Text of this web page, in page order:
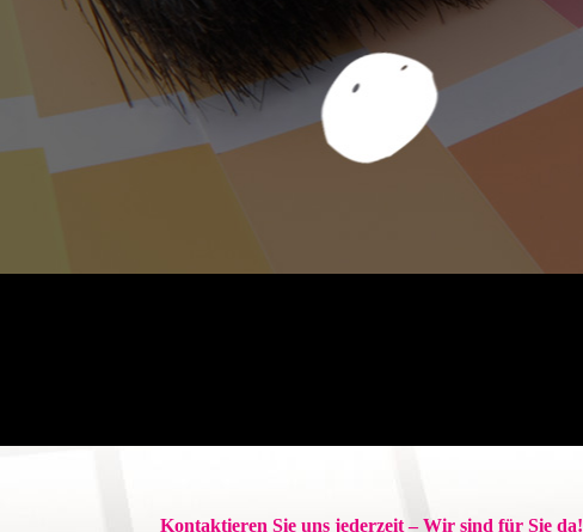
Kontaktieren Sie uns jederzeit – Wir sind für Sie da!